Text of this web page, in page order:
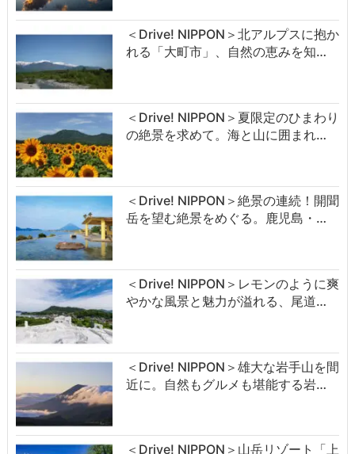
＜Drive! NIPPON＞北アルプスに抱か
れる「大町市」、自然の恵みを知…
＜Drive! NIPPON＞夏限定のひまわり
の絶景を求めて。海と山に囲まれ…
＜Drive! NIPPON＞絶景の連続！開聞
岳を望む絶景をめぐる。鹿児島・…
＜Drive! NIPPON＞レモンのように爽
やかな風景と魅力が溢れる、尾道…
＜Drive! NIPPON＞雄大な岩手山を間
近に。自然もグルメも堪能する岩…
＜Drive! NIPPON＞山岳リゾート「上